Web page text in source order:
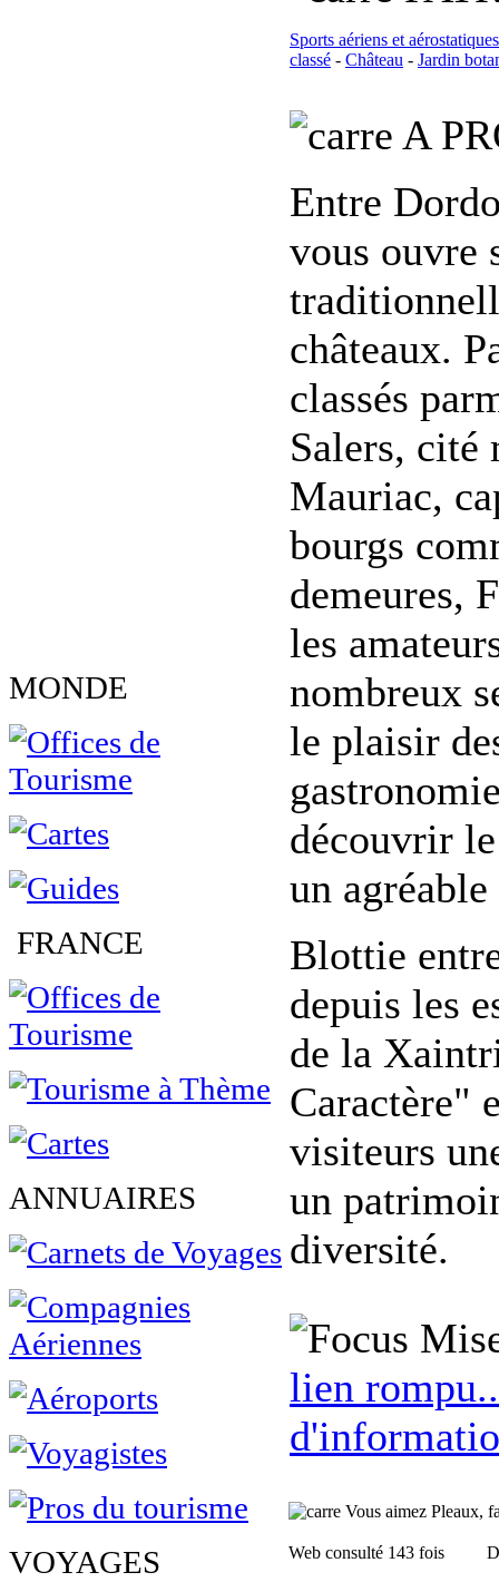
MONDE
FRANCE
ANNUAIRES
VOYAGES
Sports aériens et aérostatiques
classé - Château - Jardin
A
Entre
vous ouvre
châteaux.
classés
Salers, cité
Mauriac,
bourgs
demeures,
les
nombreux
le plaisir
découvrir
un
Blottie
depuis les
de la
Caractère"
visiteurs
un
diversité.
lien
Vous aimez Pleaux,
Web consulté 143 fois